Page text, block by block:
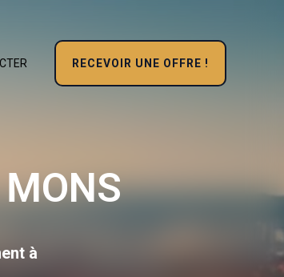
RECEVOIR UNE OFFRE !
à